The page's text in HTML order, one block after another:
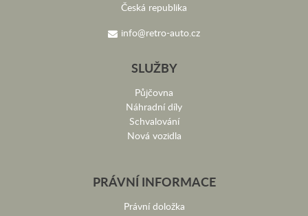
Česká republika
info@retro-auto.cz
SLUŽBY
Půjčovna
Náhradní díly
Schvalování
Nová vozidla
PRÁVNÍ INFORMACE
Právní doložka